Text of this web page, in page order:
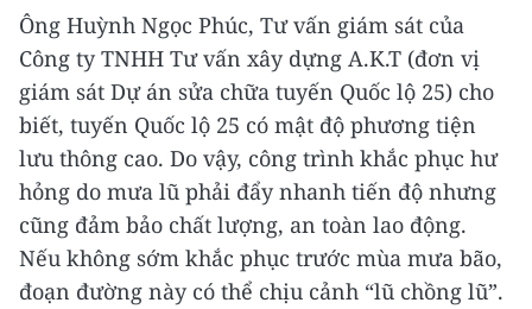
Ông Huỳnh Ngọc Phúc, Tư vấn giám sát của
Công ty TNHH Tư vấn xây dựng A.K.T (đơn vị
giám sát Dự án sửa chữa tuyến Quốc lộ 25) cho
biết, tuyến Quốc lộ 25 có mật độ phương tiện
lưu thông cao. Do vậy, công trình khắc phục hư
hỏng do mưa lũ phải đẩy nhanh tiến độ nhưng
cũng đảm bảo chất lượng, an toàn lao động.
Nếu không sớm khắc phục trước mùa mưa bão,
đoạn đường này có thể chịu cảnh “lũ chồng lũ”.